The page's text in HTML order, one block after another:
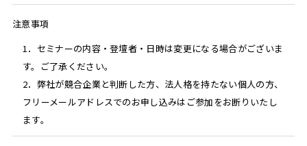
注意事項
1．セミナーの内容・登壇者・日時は変更になる場合がございま
す。ご了承ください。
2．弊社が競合企業と判断した方、法人格を持たない個人の方、
フリーメールアドレスでのお申し込みはご参加をお断りいたし
ます。